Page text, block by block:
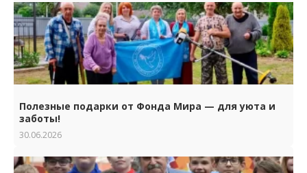
Полезные подарки от Фонда Мира — для уюта и
заботы!
30.06.2026